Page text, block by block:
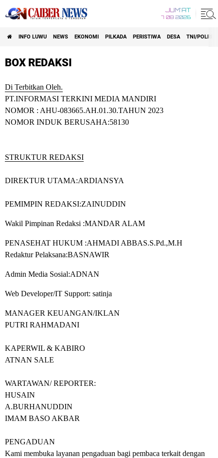
JUM'AT
7 08 2026
INFO LUWU NEWS EKONOMI PILKADA PERISTIWA DESA TNI/POLRI
BOX REDAKSI
Di Terbitkan Oleh.
PT.INFORMASI TERKINI MEDIA MANDIRI
NOMOR : AHU-083665.AH.01.30.TAHUN 2023
NOMOR INDUK BERUSAHA:58130
STRUKTUR REDAKSI
DIREKTUR UTAMA:ARDIANSYA
PEMIMPIN REDAKSI:ZAINUDDIN
Wakil Pimpinan Redaksi :MANDAR ALAM
PENASEHAT HUKUM :AHMADI ABBAS.S.Pd.,M.H
Redaktur Pelaksana:BASNAWIR
Admin Media Sosial:ADNAN
Web Developer/IT Support: satinja
MANAGER KEUANGAN/IKLAN
PUTRI RAHMADANI
KAPERWIL & KABIRO
ATNAN SALE
WARTAWAN/ REPORTER:
HUSAIN
A.BURHANUDDIN
IMAM BASO AKBAR
PENGADUAN
Kami membuka layanan pengaduan bagi pembaca terkait dengan